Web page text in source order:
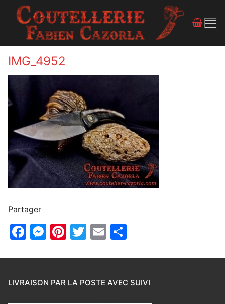
IMG_4952
Partager
Facebook
Messenger
Pinterest
Twitter
Email
LIVRAISON PAR LA POSTE AVEC SUIVI